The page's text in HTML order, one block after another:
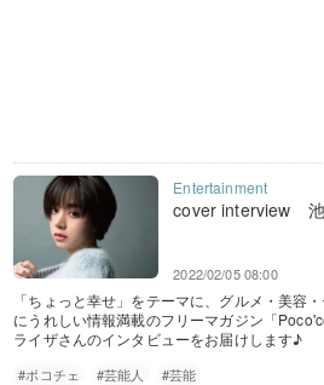
cover interview
2022/02/05 08:00
「ちょっと幸せ」をテーマに、グルメ・美容
にうれしい情報満載のフリーマガジン「
ライザさんのインタビューをお届けします♪
#ポコチェ #芸能人 #芸能